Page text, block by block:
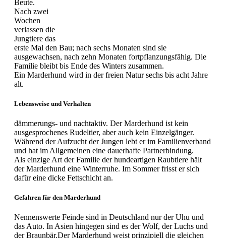
Beute.
Nach zwei
Wochen
verlassen die
Jungtiere das
erste Mal den Bau; nach sechs Monaten sind sie
ausgewachsen, nach zehn Monaten fortpflanzungsfähig. Die
Familie bleibt bis Ende des Winters zusammen.
Ein Marderhund wird in der freien Natur sechs bis acht Jahre
alt.
Lebensweise und Verhalten
dämmerungs- und nachtaktiv. Der Marderhund ist kein
ausgesprochenes Rudeltier, aber auch kein Einzelgänger.
Während der Aufzucht der Jungen lebt er im Familienverband
und hat im Allgemeinen eine dauerhafte Partnerbindung.
Als einzige Art der Familie der hundeartigen Raubtiere hält
der Marderhund eine Winterruhe. Im Sommer frisst er sich
dafür eine dicke Fettschicht an.
Gefahren für den Marderhund
Nennenswerte Feinde sind in Deutschland nur der Uhu und
das Auto. In Asien hingegen sind es der Wolf, der Luchs und
der Braunbär.Der Marderhund weist prinzipiell die gleichen